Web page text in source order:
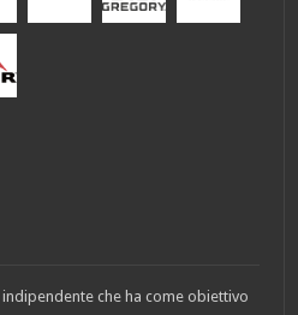
che ha come obiettivo